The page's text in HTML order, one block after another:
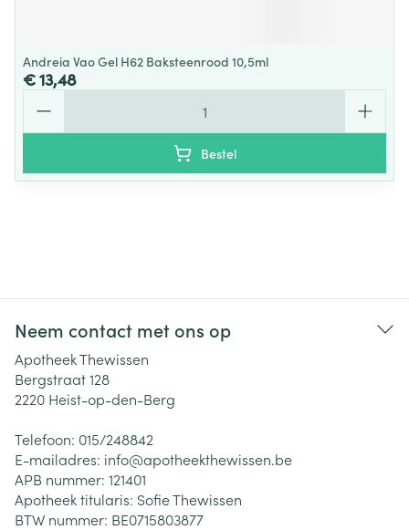
Andreia Vao Gel H62 Baksteenrood 10,5ml
€ 13,48
Bestel
Neem contact met ons op
Apotheek Thewissen
Bergstraat 128
2220 Heist-op-den-Berg
Telefoon: 015/248842
E-mailadres: info@apotheekthewissen.be
APB nummer: 121401
Apotheek titularis: Sofie Thewissen
BTW nummer: BE0715803877